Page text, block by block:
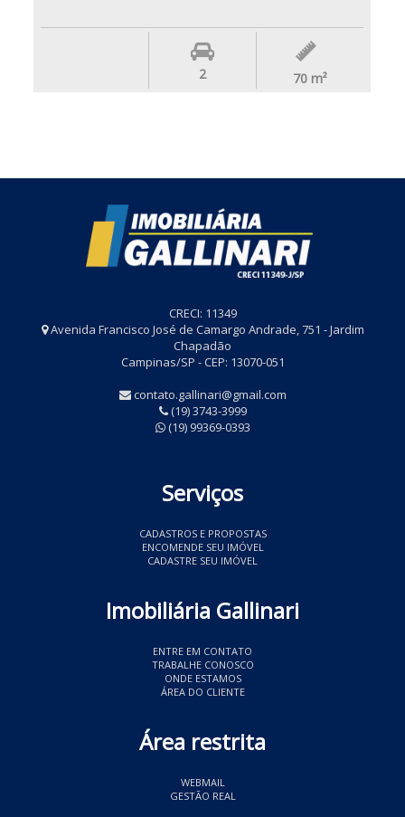
2 70 m²
CRECI: 11349
Avenida Francisco José de Camargo Andrade, 751 - Jardim
Chapadão
Campinas/SP - CEP: 13070-051
contato.gallinari@gmail.com
(19) 3743-3999
(19) 99369-0393
Serviços
CADASTROS E PROPOSTAS
ENCOMENDE SEU IMÓVEL
CADASTRE SEU IMÓVEL
Imobiliária Gallinari
ENTRE EM CONTATO
TRABALHE CONOSCO
ONDE ESTAMOS
ÁREA DO CLIENTE
Área restrita
WEBMAIL
GESTÃO REAL